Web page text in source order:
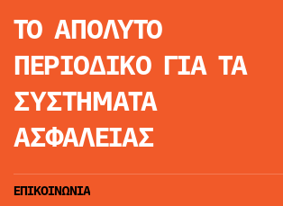
ΤΟ ΑΠΟΛΥΤΟ
ΠΕΡΙΟΔΙΚΟ ΓΙΑ ΤΑ
ΣΥΣΤΗΜΑΤΑ
ΑΣΦΑΛΕΙΑΣ
ΕΠΙΚΟΙΝΩΝΙΑ